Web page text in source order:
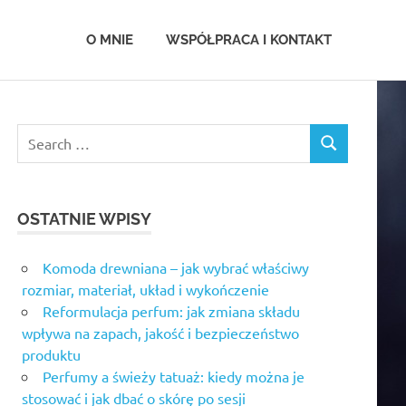
O MNIE WSPÓŁPRACA I KONTAKT
OSTATNIE WPISY
Komoda drewniana – jak wybrać właściwy
rozmiar, materiał, układ i wykończenie
Reformulacja perfum: jak zmiana składu
wpływa na zapach, jakość i bezpieczeństwo
produktu
Perfumy a świeży tatuaż: kiedy można je
stosować i jak dbać o skórę po sesji